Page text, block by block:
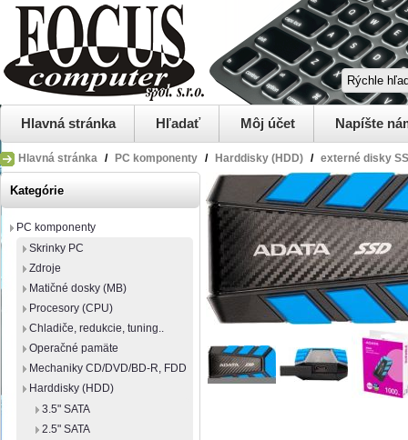
Hlavná stránka Hľadať Môj účet Napíšte
Hlavná stránka / PC komponenty / Harddisky (HDD) / externé disky
Kategórie
PC komponenty
Skrinky PC
Zdroje
Matičné dosky (MB)
Procesory (CPU)
Chladiče, redukcie, tuning..
Operačné pamäte
Mechaniky CD/DVD/BD-R, FDD
Harddisky (HDD)
3.5" SATA
2.5" SATA